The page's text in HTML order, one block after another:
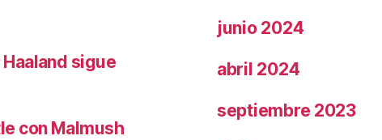
sigue
con Malmush
junio 2024
abril 2024
septiembre 2023